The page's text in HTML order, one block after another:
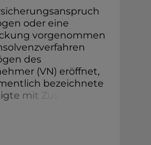
oder eine
vorgenommen
des
(VN) eröffnet,
bezeichnete
igte mit Zu